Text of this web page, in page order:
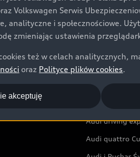
Volkswagen Serwis
analityczne i społecznościowe.
zmieniając ustawienia
też w celach analitycznych,
oraz Polityce plików cookies.
akceptuję
Świat Audi
Aktualności i
Audi Nuvolari
Audi Sport
Audi i
Audi driving
Audi quattro